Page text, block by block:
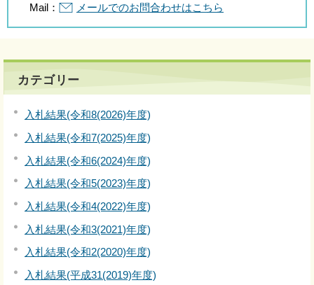
Mail：
メールでのお問合わせはこちら
カテゴリー
入札結果(令和8(2026)年度)
入札結果(令和7(2025)年度)
入札結果(令和6(2024)年度)
入札結果(令和5(2023)年度)
入札結果(令和4(2022)年度)
入札結果(令和3(2021)年度)
入札結果(令和2(2020)年度)
入札結果(平成31(2019)年度)